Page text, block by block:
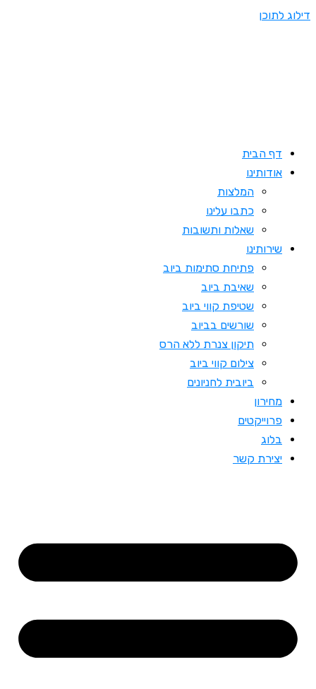
דילוג לתוכן
דף הבית
אודותינו
המלצות
כתבו עלינו
שאלות ותשובות
שירותינו
פתיחת סתימות ביוב
שאיבת ביוב
שטיפת קווי ביוב
שורשים בביוב
תיקון צנרת ללא הרס
צילום קווי ביוב
ביובית לחניונים
מחירון
פרוייקטים
בלוג
יצירת קשר